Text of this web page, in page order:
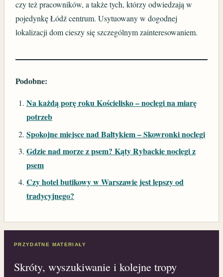
czy też pracowników, a także tych, którzy odwiedzają w
pojedynkę Łódź centrum. Usytuowany w dogodnej
lokalizacji dom cieszy się szczególnym zainteresowaniem.
Podobne:
Na każdą porę roku Kościelisko – noclegi na miarę
potrzeb
Spokojne miejsce nad Bałtykiem – Skowronki noclegi
Gdzie nad morze z psem? Kąty Rybackie noclegi z
psem
Czy hotel butikowy w Warszawie jest lepszy od
tradycyjnego?
PRZYDATNE MATERIAŁY
Skróty, wyszukiwanie i kolejne tropy